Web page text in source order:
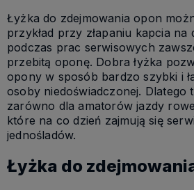
Łyżka do zdejmowania opon
przykład przy złapaniu kapcia na
podczas prac serwisowych
przebitą oponę. Dobra łyżka
opony w sposób bardzo szybki i
osoby niedoświadczonej. Dlatego
zarówno dla amatorów jazdy
które na co dzień zajmują się
jednośladów.
Łyżka do